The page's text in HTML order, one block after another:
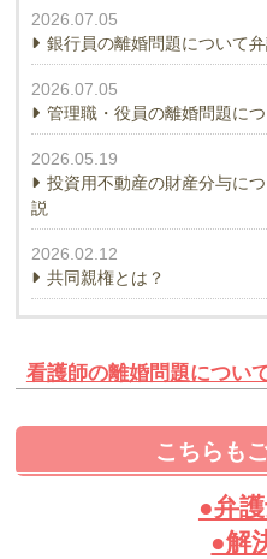
2026.07.05
銀行員の離婚問題について
2026.07.05
管理職・役員の離婚問題に
2026.05.19
投資用不動産の財産分与に
説
2026.02.12
共同親権とは？
看護師の離婚問題につい
こちらも
●弁
●解